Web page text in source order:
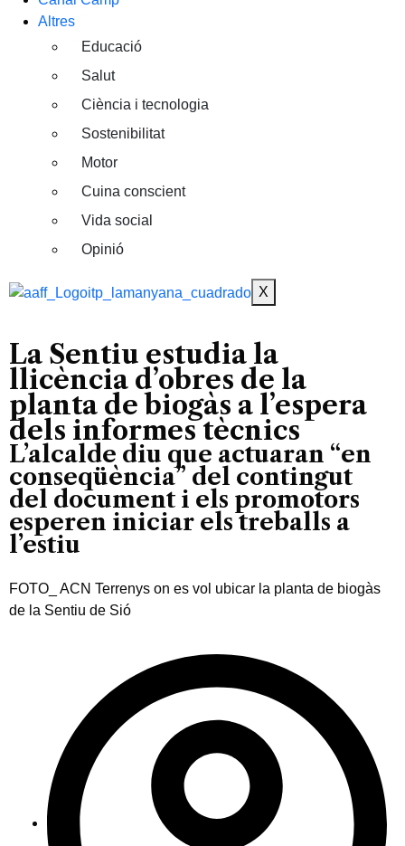
Altres
Educació
Salut
Ciència i tecnologia
Sostenibilitat
Motor
Cuina conscient
Vida social
Opinió
X
La Sentiu estudia la
llicència d’obres de la
planta de biogàs a l’espera
dels informes tècnics
L’alcalde diu que actuaran “en
conseqüència” del contingut
del document i els promotors
esperen iniciar els treballs a
l’estiu
FOTO_ ACN Terrenys on es vol ubicar la planta de biogàs
de la Sentiu de Sió